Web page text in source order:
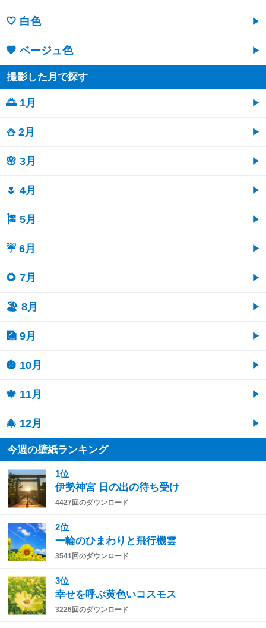
🤍 白色
🤎 ベージュ色
撮影した月で探す
🌅 1月
⛄ 2月
🌸 3月
🌷 4月
🎏 5月
☔ 6月
🌻 7月
🏖 8月
🎑 9月
🎃 10月
🍁 11月
🎄 12月
今週の壁紙ランキング
1位
伊勢神宮 日の出の待ち受け
4427回のダウンロード
2位
一輪のひまわりと飛行機雲
3541回のダウンロード
3位
幸せを呼ぶ黄色いコスモス
3226回のダウンロード